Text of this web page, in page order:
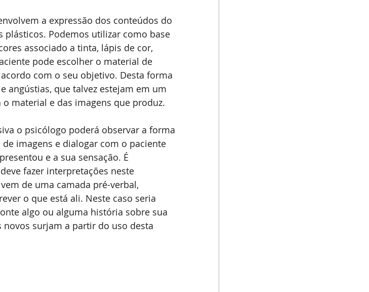
a expressão dos conteúdos do
plásticos. Podemos utilizar como base
associado a tinta, lápis de cor,
pode escolher o material de
com o seu objetivo. Desta forma
angústias, que talvez estejam em um
material e das imagens que produz.
o psicólogo poderá observar a forma
imagens e dialogar com o paciente
e a sua sensação. É
fazer interpretações neste
de uma camada pré-verbal,
o que está ali. Neste caso seria
algo ou alguma história sobre sua
surjam a partir do uso desta